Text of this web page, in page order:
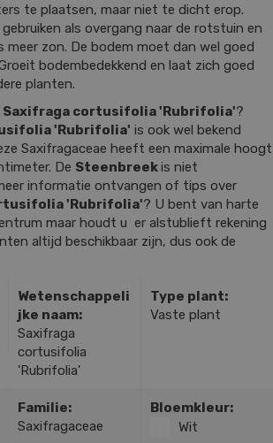
te plaatsen, maar niet te dicht erop.
als overgang naar de rotstuin en
zon. De bodem moet dan wel goed
bodembedekkend en laat zich goed
planten.
Saxifraga cortusifolia 'Rubrifolia'?
'Rubrifolia' is ook wel bekend
Saxifragaceae heeft een maximale hoogt
De Steenbreekis niet
informatie ontvangen of tips over
'Rubrifolia'? U bent van harte
maar houdt u er alstublieft rekening
altijd beschikbaar zijn, dus ook de
Wetenschappeli
jke naam:
Saxifraga
cortusifolia
'Rubrifolia'
Type plant:
Vaste plant
Familie:
Saxifragaceae
Bloemkleur:
Wit